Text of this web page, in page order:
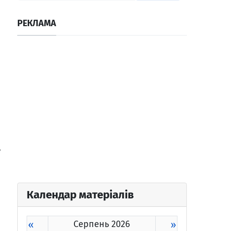
РЕКЛАМА
Календар матеріалів
« Серпень 2026 »